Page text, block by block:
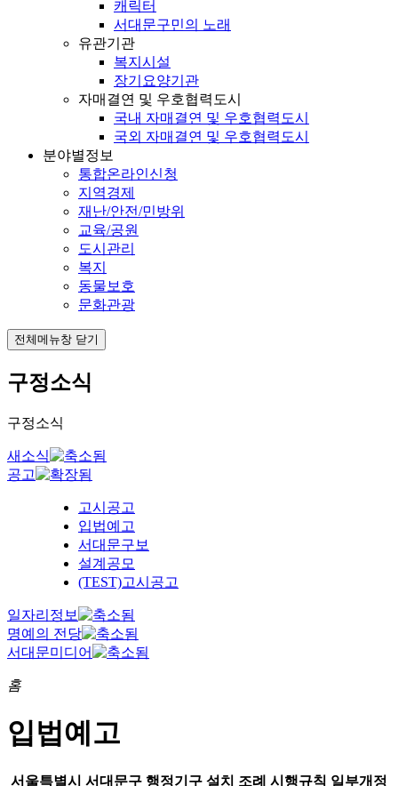
캐릭터
서대문구민의 노래
유관기관
복지시설
장기요양기관
자매결연 및 우호협력도시
국내 자매결연 및 우호협력도시
국외 자매결연 및 우호협력도시
분야별정보
통합온라인신청
지역경제
재난/안전/민방위
교육/공원
도시관리
복지
동물보호
문화관광
전체메뉴창 닫기
구정소식
구정소식
새소식
공고
고시공고
입법예고
서대문구보
설계공모
(TEST)고시공고
일자리정보
명예의 전당
서대문미디어
홈
입법예고
서울특별시 서대문구 행정기구 설치 조례 시행규칙 일부개정